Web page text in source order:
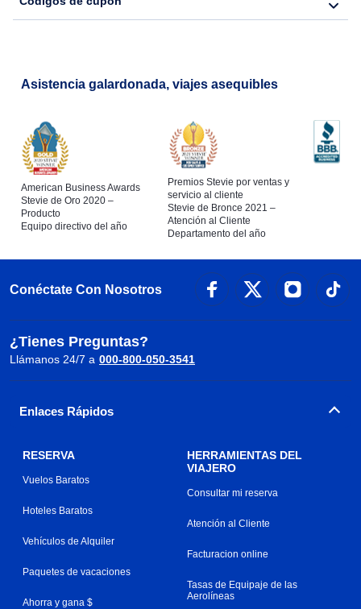
Asistencia galardonada, viajes asequibles
American Business Awards
Stevie de Oro 2020 –
Producto
Equipo directivo del año
Premios Stevie por ventas y
servicio al cliente
Stevie de Bronce 2021 –
Atención al Cliente
Departamento del año
Conéctate Con Nosotros
¿Tienes Preguntas?
Llámanos 24/7 a 000-800-050-3541
Enlaces Rápidos
RESERVA
Vuelos Baratos
Hoteles Baratos
Vehículos de Alquiler
Paquetes de vacaciones
Ahorra y gana $
HERRAMIENTAS DEL
VIAJERO
Consultar mi reserva
Atención al Cliente
Facturacion online
Tasas de Equipaje de las
Aerolíneas